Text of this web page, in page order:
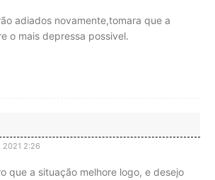
adiados novamente,tomara que a
o mais depressa possivel.
2021 2:26
que a situação melhore logo, e desejo